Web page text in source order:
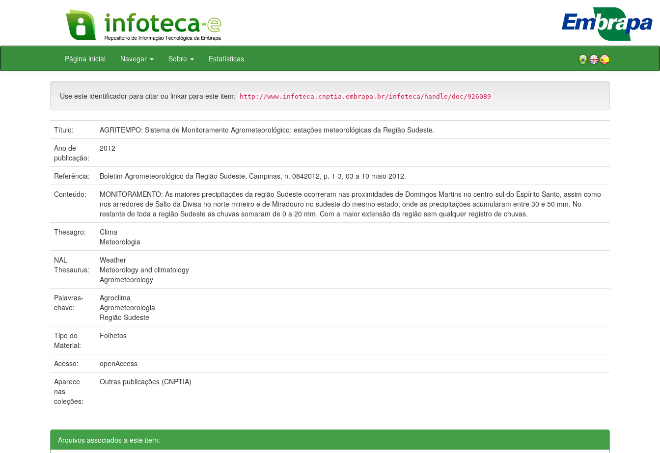
Skip
Página inicial Navegar Sobre Estatísticas
Use este identificador para citar ou linkar para este item: http://www.infoteca.cnptia.embrapa.br/infoteca/handle/doc/926089
Título:
AGRITEMPO: Sistema de Monitoramento Agrometeorológico: estações meteorológicas da Região Sudeste.
Ano de
publicação:
2012
Referência:
Boletim Agrometeorológico da Região Sudeste, Campinas, n. 0842012, p. 1-3, 03 a 10 maio 2012.
Conteúdo:
MONITORAMENTO: As maiores precipitações da região Sudeste ocorreram nas proximidades de Domingos Martins no centro-sul do Espírito Santo, assim como
nos arredores de Salto da Divisa no norte mineiro e de Miradouro no sudeste do mesmo estado, onde as precipitações acumularam entre 30 e 50 mm. No
restante de toda a região Sudeste as chuvas somaram de 0 a 20 mm. Com a maior extensão da região sem qualquer registro de chuvas.
Thesagro:
Clima
Meteorologia
NAL
Thesaurus:
Weather
Meteorology and climatology
Agrometeorology
Palavras-
chave:
Agroclima
Agrometeorologia
Região Sudeste
Tipo do
Material:
Folhetos
Acesso:
openAccess
Aparece
nas
coleções:
Outras publicações (CNPTIA)
Arquivos associados a este item: